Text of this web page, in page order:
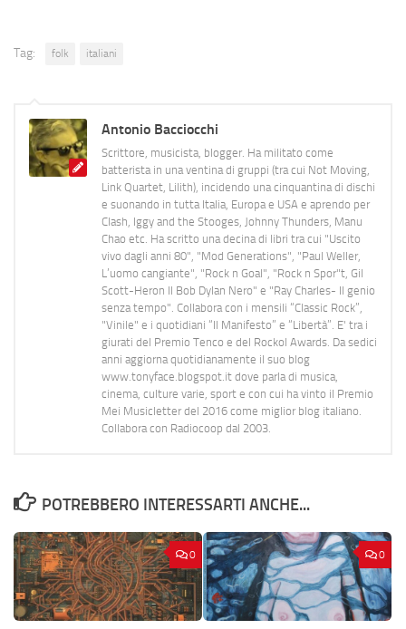
Tag: folk italiani
Antonio Bacciocchi
Scrittore, musicista, blogger. Ha militato come
batterista in una ventina di gruppi (tra cui Not Moving,
Link Quartet, Lilith), incidendo una cinquantina di dischi
e suonando in tutta Italia, Europa e USA e aprendo per
Clash, Iggy and the Stooges, Johnny Thunders, Manu
Chao etc. Ha scritto una decina di libri tra cui "Uscito
vivo dagli anni 80", "Mod Generations", "Paul Weller,
L’uomo cangiante", "Rock n Goal", "Rock n Spor"t, Gil
Scott-Heron Il Bob Dylan Nero" e "Ray Charles- Il genio
senza tempo". Collabora con i mensili “Classic Rock”,
"Vinile" e i quotidiani “Il Manifesto” e “Libertà”. E' tra i
giurati del Premio Tenco e del Rockol Awards. Da sedici
anni aggiorna quotidianamente il suo blog
www.tonyface.blogspot.it dove parla di musica,
cinema, culture varie, sport e con cui ha vinto il Premio
Mei Musicletter del 2016 come miglior blog italiano.
Collabora con Radiocoop dal 2003.
POTREBBERO INTERESSARTI ANCHE...
0 0